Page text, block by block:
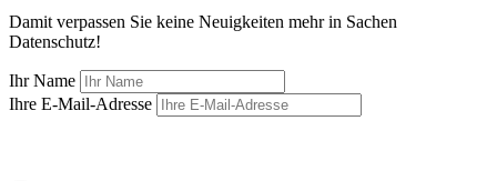
Damit verpassen Sie keine Neuigkeiten mehr in Sachen
Datenschutz!
Ihr Name
Ihre E-Mail-Adresse